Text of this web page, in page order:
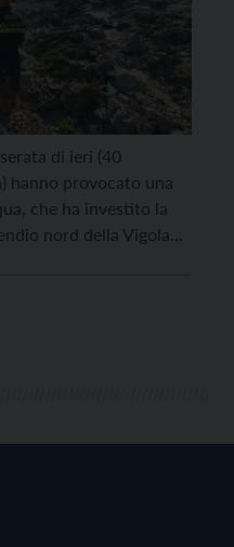
di ieri (40
hanno provocato una
che ha investito la
nord della Vigolana